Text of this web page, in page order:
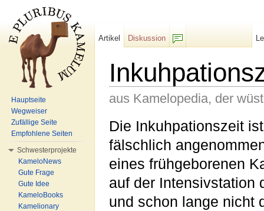
aus Kamelopedia, der
Die Inkuhpationszeit
fälschlich
eines frühgeborenen
auf der Intensivstation
und schon lange nicht
Artikel
Diskussion
Hauptseite
Wegweiser
Zufällige Seite
Empfohlene Seiten
Schwesterprojekte
KameloNews
Gute Frage
Gute Idee
KameloBooks
Kamelionary